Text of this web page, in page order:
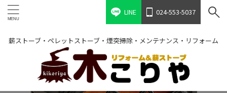
LINE 024-553-5037
薪ストーブ・ペレットストーブ・煙突掃除・メンテナンス・リフォーム